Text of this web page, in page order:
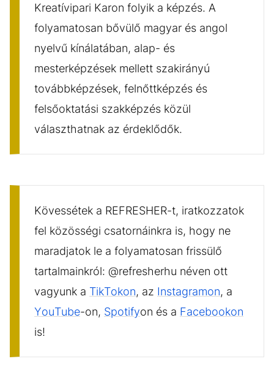
Kreatívipari Karon folyik a képzés. A
folyamatosan bővülő magyar és angol
nyelvű kínálatában, alap- és
mesterképzések mellett szakirányú
továbbképzések, felnőttképzés és
felsőoktatási szakképzés közül
választhatnak az érdeklődők.
Kövessétek a REFRESHER-t, iratkozzatok
fel közösségi csatornáinkra is, hogy ne
maradjatok le a folyamatosan frissülő
tartalmainkról: @refresherhu néven ott
vagyunk a TikTokon, az Instagramon, a
YouTube-on, Spotifyon és a Facebookon
is!